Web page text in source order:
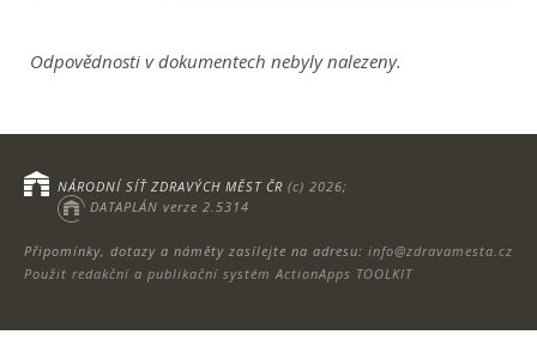
Odpovědnosti v dokumentech nebyly nalezeny.
Připomínky, dotazy a náměty zasílejte na adresu: info@zdravamesta.cz
Použit redakční a publikační systém ActionApps TOOLKIT
NÁRODNÍ SÍŤ ZDRAVÝCH MĚST ČR (c) 2026;
DATAPLÁN verze 2.5314